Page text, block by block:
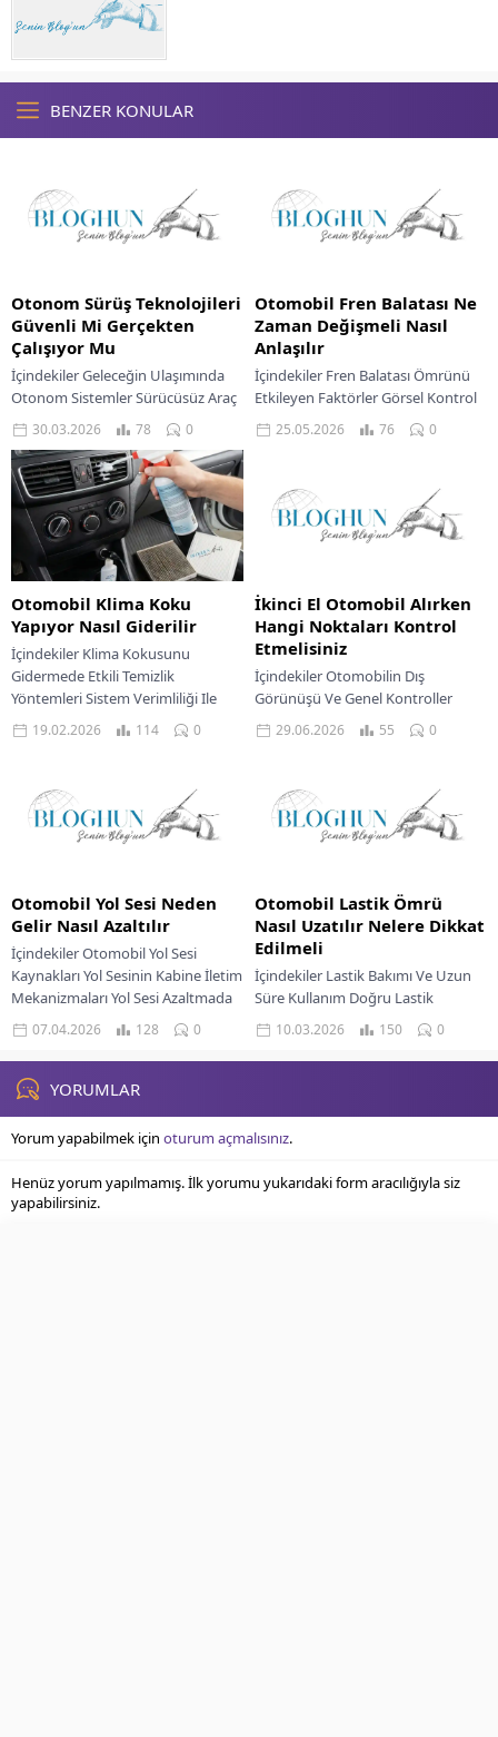
BENZER KONULAR
Otonom Sürüş Teknolojileri
Güvenli Mi Gerçekten
Çalışıyor Mu
İçindekiler Geleceğin Ulaşımında
Otonom Sistemler Sürücüsüz Araç
Teknolojilerinin Temel Bileşenleri
Otonom Sürüş Seviyeleri Ve
Mevcut Durum Otonom Sürüş
Güvenliği Protokolleri...
30.03.2026 78 0
Otomobil Fren Balatası Ne
Zaman Değişmeli Nasıl
Anlaşılır
İçindekiler Fren Balatası Ömrünü
Etkileyen Faktörler Görsel Kontrol
Ve Sesli İpuçları Performans Kaybı
Ve Pedallardaki Değişimler Sürüş
25.05.2026 76 0
Otomobil Klima Koku
Yapıyor Nasıl Giderilir
İçindekiler Klima Kokusunu
Gidermede Etkili Temizlik
Yöntemleri Sistem Verimliliği Ile
Optimum Performans Kazanımı
Uzun Vadeli Çözümlerde Fiyat
otomobillerin...
19.02.2026 114 0
İkinci El Otomobil Alırken
Hangi Noktaları Kontrol
Etmelisiniz
İçindekiler Otomobilin Dış
Görünüşü Ve Genel Kontroller
Motor Ve Mekanik Aksamların
İncelenmesi Teknik Özellikler
Sistemlerin...
29.06.2026 55 0
Otomobil Yol Sesi Neden
Gelir Nasıl Azaltılır
İçindekiler Otomobil Yol Sesi
Kaynakları Yol Sesinin Kabine İletim
Mekanizmaları Yol Sesi Azaltmada
Kullanılan Teknik Özellikler Aktif
Gürültü Engelleme Teknolojileri...
07.04.2026 128 0
Otomobil Lastik Ömrü
Nasıl Uzatılır Nelere Dikkat
Edilmeli
İçindekiler Lastik Bakımı Ve Uzun
Süre Kullanım Doğru Lastik
Basıncının Önemi Lastik Rotasyonu
Ve Dengeleme Sürüş
Alışkanlıklarının Lastik Ömrüne
10.03.2026 150 0
YORUMLAR
Yorum yapabilmek için oturum açmalısınız.
Henüz yorum yapılmamış. İlk yorumu yukarıdaki form aracılığıyla siz
yapabilirsiniz.